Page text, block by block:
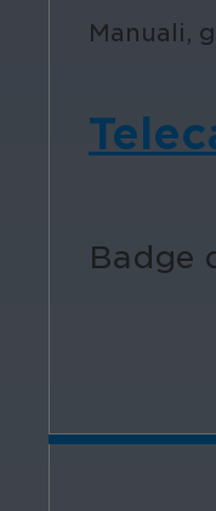
Manuali,
Badge